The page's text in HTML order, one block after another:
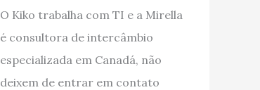
O Kiko trabalha com TI e a Mirella
é consultora de intercâmbio
especializada em Canadá, não
deixem de entrar em contato